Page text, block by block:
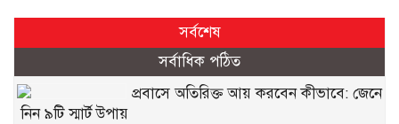
সর্বশেষ
সর্বাধিক পঠিত
প্রবাসে অতিরিক্ত আয় করবেন কীভাবে: জেনে
নিন ৯টি স্মার্ট উপায়